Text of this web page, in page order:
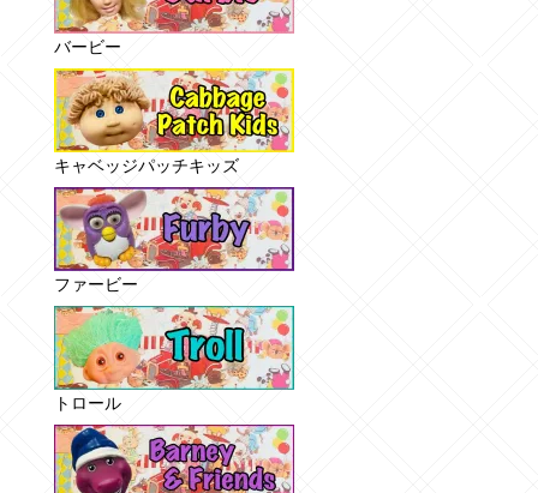
バービー
キャベッジパッチキッズ
ファービー
トロール